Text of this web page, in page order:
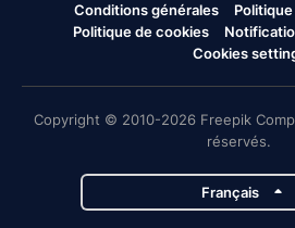
Conditions générales
Politique de cookies
Cookies
Copyright © 2010-2026 Freepik
réservés.
Français